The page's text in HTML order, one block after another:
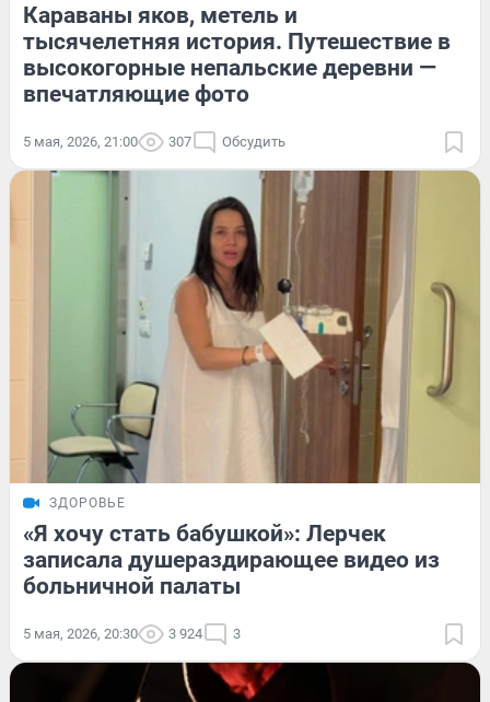
Караваны яков, метель и
тысячелетняя история. Путешествие в
высокогорные непальские деревни —
впечатляющие фото
5 мая, 2026, 21:00 307 Обсудить
ЗДОРОВЬЕ
«Я хочу стать бабушкой»: Лерчек
записала душераздирающее видео из
больничной палаты
5 мая, 2026, 20:30 3 924 3